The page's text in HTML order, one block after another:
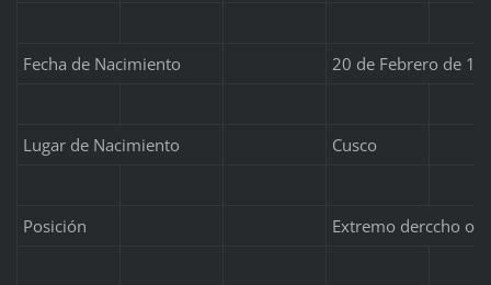
Fecha de Nacimiento 20 de Febrero de
Lugar de Nacimiento Cusco
Posición Extremo derccho o